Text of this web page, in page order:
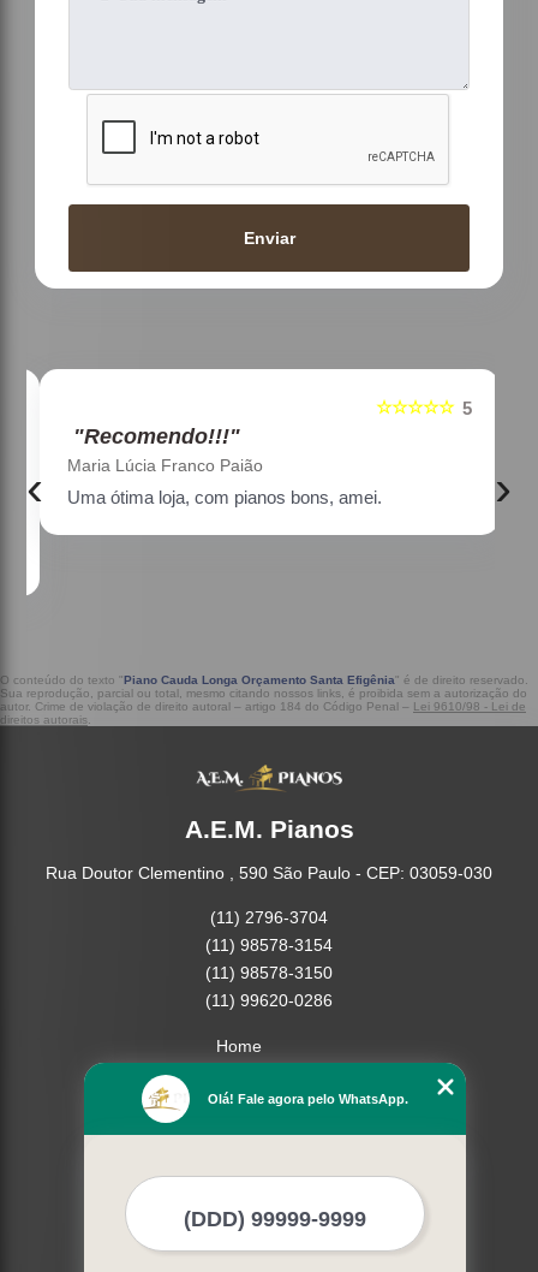
Enviar
5
☆☆☆☆☆
"Recomendo!!!"
Maria Lúcia Franco Paião
Uma ótima loja, com pianos bons, amei.
‹ ›
O conteúdo do texto "Piano Cauda Longa Orçamento Santa Efigênia" é de direito reservado.
Sua reprodução, parcial ou total, mesmo citando nossos links, é proibida sem a autorização do
autor. Crime de violação de direito autoral – artigo 184 do Código Penal – Lei 9610/98 - Lei de
direitos autorais
A.E.M. Pianos
Rua Doutor Clementino , 590 São Paulo - CEP: 03059-030
(11) 2796-3704
(11) 98578-3154
(11) 98578-3150
(11) 99620-0286
Home
Missão
Mais Serviços
Olá! Fale agora pelo WhatsApp.